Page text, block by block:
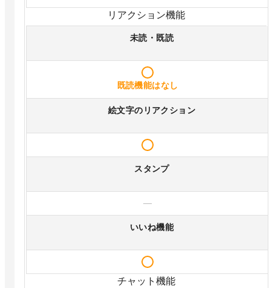
リアクション機能
未読・既読
既読機能はなし
絵文字のリアクション
スタンプ
—
いいね機能
チャット機能